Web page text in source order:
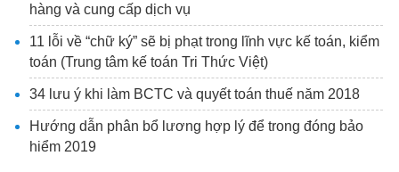
hàng và cung cấp dịch vụ
11 lỗi về “chữ ký” sẽ bị phạt trong lĩnh vực kế toán, kiểm
toán (Trung tâm kế toán Tri Thức Việt)
34 lưu ý khi làm BCTC và quyết toán thuế năm 2018
Hướng dẫn phân bổ lương hợp lý để trong đóng bảo
hiểm 2019